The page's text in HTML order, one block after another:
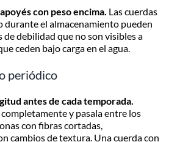
con peso encima. Las cuerdas
durante el almacenamiento pueden
debilidad que no son visibles a
ceden bajo carga en el agua.
periódico
antes de cada temporada.
y pasala entre los
con fibras cortadas,
cambios de textura. Una cuerda con